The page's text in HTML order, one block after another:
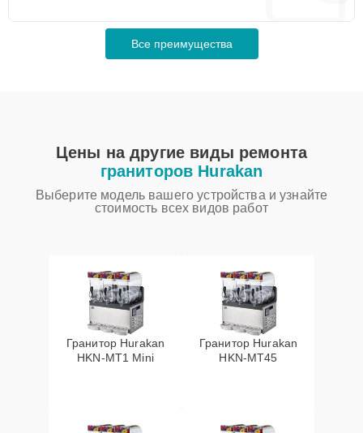
Все преимущества
Цены на другие виды ремонта
граниторов Hurakan
Выберите модель вашего устройства и узнайте
стоимость всех видов работ
Гранитор Hurakan
HKN-MT1 Mini
Гранитор Hurakan
HKN-MT45